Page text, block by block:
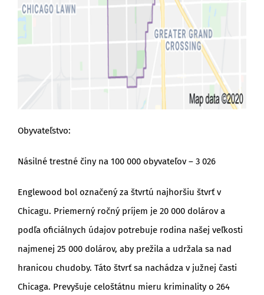
Obyvateľstvo:
Násilné trestné činy na 100 000 obyvateľov – 3 026
Englewood bol označený za štvrtú najhoršiu štvrť v
Chicagu. Priemerný ročný príjem je 20 000 dolárov a
podľa oficiálnych údajov potrebuje rodina našej veľkosti
najmenej 25 000 dolárov, aby prežila a udržala sa nad
hranicou chudoby. Táto štvrť sa nachádza v južnej časti
Chicaga. Prevyšuje celoštátnu mieru kriminality o 264